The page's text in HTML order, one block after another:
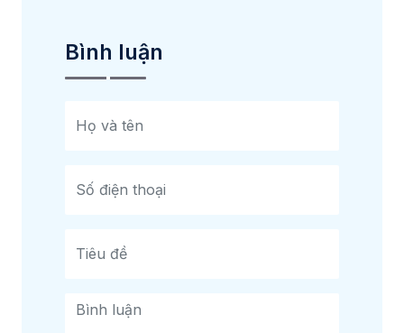
Bình luận